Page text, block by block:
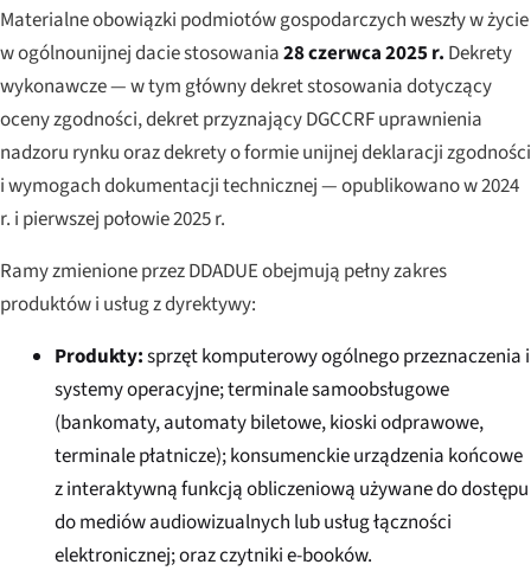
Materialne obowiązki podmiotów gospodarczych weszły w życie
w ogólnounijnej dacie stosowania28 czerwca 2025 r. Dekrety
wykonawcze — w tym główny dekret stosowania dotyczący
oceny zgodności, dekret przyznający DGCCRF uprawnienia
nadzoru rynku oraz dekrety o formie unijnej deklaracji zgodności
i wymogach dokumentacji technicznej — opublikowano w 2024
r. i pierwszej połowie 2025 r.
Ramy zmienione przez DDADUE obejmują pełny zakres
produktów i usług z dyrektywy:
Produkty:sprzęt komputerowy ogólnego przeznaczenia i
systemy operacyjne; terminale samoobsługowe
(bankomaty, automaty biletowe, kioski odprawowe,
terminale płatnicze); konsumenckie urządzenia końcowe
z interaktywną funkcją obliczeniową używane do dostępu
do mediów audiowizualnych lub usług łączności
elektronicznej; oraz czytniki e-booków.